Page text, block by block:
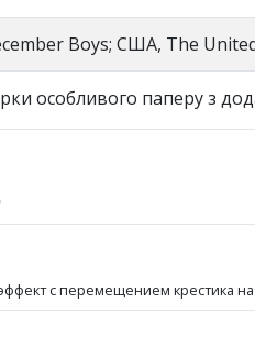
Boys; США, The
особливого паперу з
с перемещением крестика